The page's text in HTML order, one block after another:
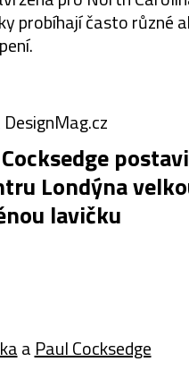
probíhají často různé
Londýna
lavičku
a Paul Cocksedge